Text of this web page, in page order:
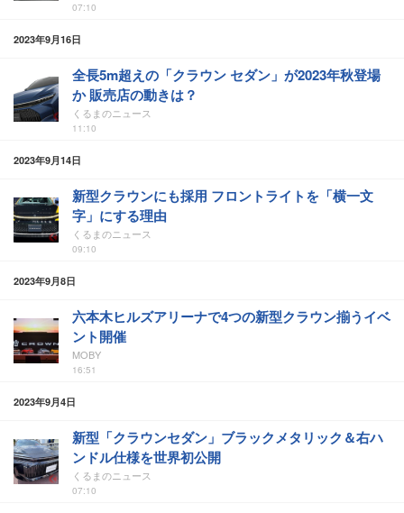
07:10
2023年9月16日
全長5m超えの「クラウン セダン」が2023年秋登場
か 販売店の動きは？
くるまのニュース
11:10
2023年9月14日
新型クラウンにも採用 フロントライトを「横一文
字」にする理由
くるまのニュース
09:10
2023年9月8日
六本木ヒルズアリーナで4つの新型クラウン揃うイベ
ント開催
MOBY
16:51
2023年9月4日
新型「クラウンセダン」ブラックメタリック＆右ハ
ンドル仕様を世界初公開
くるまのニュース
07:10